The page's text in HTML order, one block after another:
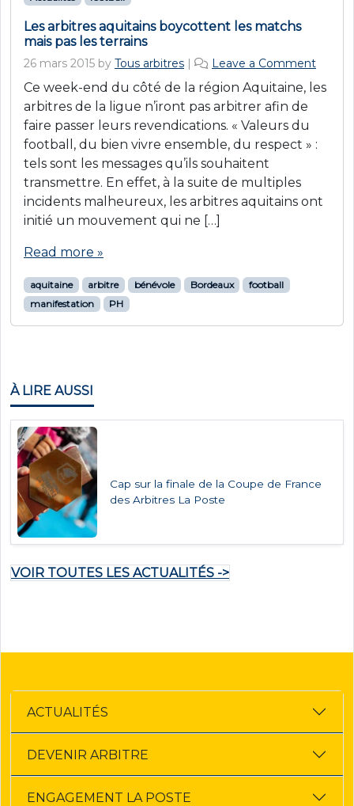
Les arbitres aquitains boycottent les matchs
mais pas les terrains
26 mars 2015 by Tous arbitres | Leave a Comment
Ce week-end du côté de la région Aquitaine, les
arbitres de la ligue n’iront pas arbitrer afin de
faire passer leurs revendications. « Valeurs du
football, du bien vivre ensemble, du respect » :
tels sont les messages qu’ils souhaitent
transmettre. En effet, à la suite de multiples
incidents malheureux, les arbitres aquitains ont
initié un mouvement qui ne […]
Read more »
aquitaine arbitre bénévole Bordeaux
football
manifestation
PH
À LIRE AUSSI
Cap sur la finale de la Coupe de France
des Arbitres La Poste
VOIR TOUTES LES ACTUALITÉS ->
ACTUALITÉS
DEVENIR ARBITRE
ENGAGEMENT LA POSTE